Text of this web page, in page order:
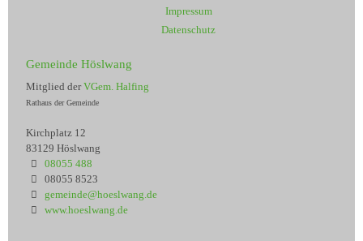
Impressum
Datenschutz
Gemeinde Höslwang
Mitglied derVGem. Halfing
Rathaus der Gemeinde
Kirchplatz 12
83129 Höslwang
08055 488
08055 8523
gemeinde@hoeslwang.de
www.hoeslwang.de